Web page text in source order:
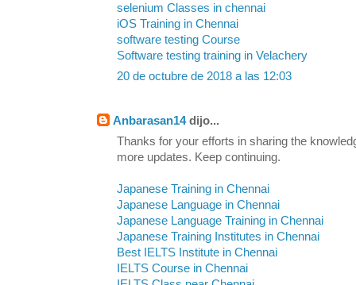
selenium Classes in chennai
iOS Training in Chennai
software testing Course
Software testing training in Velachery
20 de octubre de 2018 a las 12:03
Anbarasan14dijo...
Thanks for your efforts in sharing the
more updates. Keep continuing.
Japanese Training in Chennai
Japanese Language in Chennai
Japanese Language Training in Chennai
Japanese Training Institutes in Chennai
Best IELTS Institute in Chennai
IELTS Course in Chennai